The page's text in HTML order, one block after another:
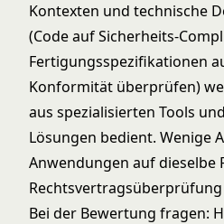
Kontexten und technische
(Code auf Sicherheits-
Fertigungsspezifikationen
Konformität überprüfen)
aus spezialisierten Tools
Lösungen bedient. Wenige
Anwendungen auf dieselbe
Bei der Bewertung fragen: